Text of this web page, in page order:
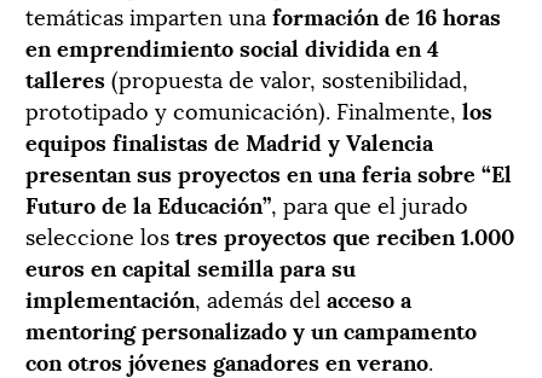
temáticas imparten una formación de 16 horas
en emprendimiento social dividida en 4
talleres(propuesta de valor, sostenibilidad,
prototipado y comunicación). Finalmente, los
equipos finalistas de Madrid y Valencia
presentan sus proyectos en una feria sobre “El
Futuro de la Educación”, para que el jurado
seleccione lostres proyectos que reciben 1.000
euros en capital semilla para su
implementación, además del acceso a
mentoring personalizado y un campamento
con otros jóvenes ganadores en verano.